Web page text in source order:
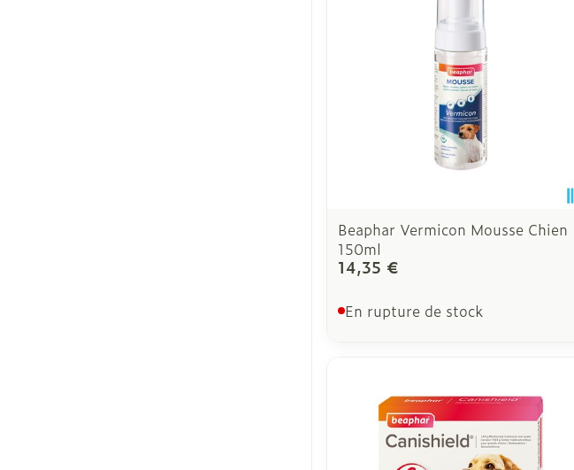
Beaphar Vermicon Mousse Chien
150ml
14,35 €
En rupture de stock